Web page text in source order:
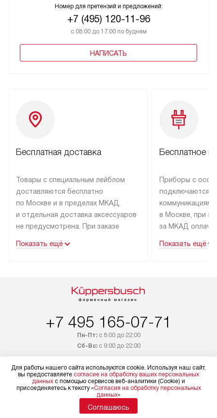
Номер для претензий и предложений:
+7 (495) 120-11-96
с 08:00 до 17:00 по будням
НАПИСАТЬ
Бесплатная доставка
Товары с специальным лейблом
доставляются бесплатно
по Москве и в пределах МКАД,
и отдельная доставка аксессуаров
не предусмотрена. При заказе
рекомендуем обсудить
быть отправлены покупателю
интересен товар «Под заказ»,
приобретения с менеджером сайта.
доставляются бесплатно
по Москве в пределах МКАД,
и отдельная доставка аксессуаров
не предусмотрена.
Показать ещё
Бесплатное
Приборы с
подключаются к
коммуникациям
в Москве, при
за МКАД
партнера
по монтажу
материалы.
установление,
и регулярное
Показать ещё
+7 495 165-07-71
Пн-Пт:с 8:00 до 22:00
Сб-Вс:с 9:00 до 22:00
+7 800 333-19-36
Бесплатно по России
Заказать звонок
Для работы нашего сайта используются cookie. Используя наш сайт,
вы предоставляете согласие на обработку ваших персональных
данных с помощью сервисов веб-аналитики (Cookie) и
присоединяетесь к тексту «Согласия на обработку персональных
данных»
Соглашаюсь